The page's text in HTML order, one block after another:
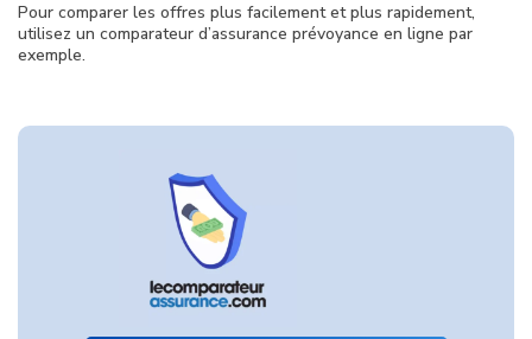
Pour comparer les offres plus facilement et plus rapidement,
utilisez un comparateur d’assurance prévoyance en ligne par
exemple.